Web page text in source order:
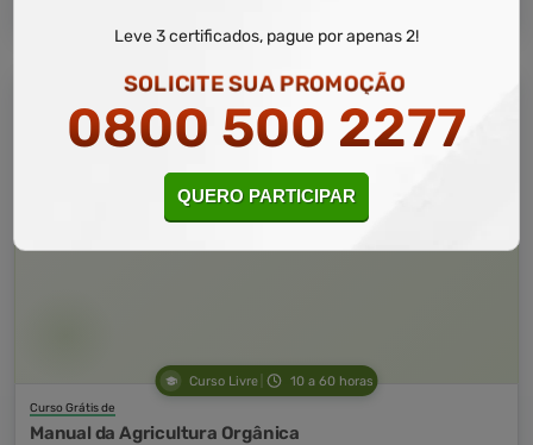
Curso Livre 10 a 60 horas
Curso Grátis de
Manual da Agricultura Orgânica
Leve 3 certificados, pague por apenas 2!
SOLICITE SUA PROMOÇÃO
0800 500 2277
QUERO PARTICIPAR